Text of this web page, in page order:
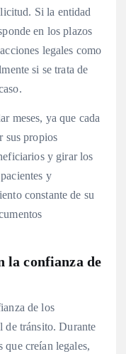
Si la entidad
en los plazos
legales como
si se trata de
meses, ya que cada
sus propios
y girar los
y
constante de su
la confianza de
de los
de tránsito. Durante
que creían legales,